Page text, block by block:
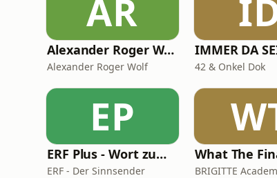
AR
Alexander Roger Wolf - 🎙 Get the Job – Der Podcast für starke Präsenz vor der Kamera & auf Social Media
Alexander Roger Wolf
IMMER DA
42 & Onkel Dok
EP
ERF Plus - Wort zum Tag
ERF - Der Sinnsender
What The